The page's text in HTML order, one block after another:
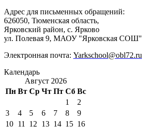
Адрес для письменных обращений:
626050, Тюменская область,
Ярковский район, с. Ярково
ул. Полевая 9, МАОУ "Ярковская СОШ"
Электронная почта: Yarkschool@obl72.ru
Календарь
Август 2026
Пн Вт Ср Чт Пт Сб Вс
1
2
3
4 5 6 7 8
9
10 11 12 13 14 15 16